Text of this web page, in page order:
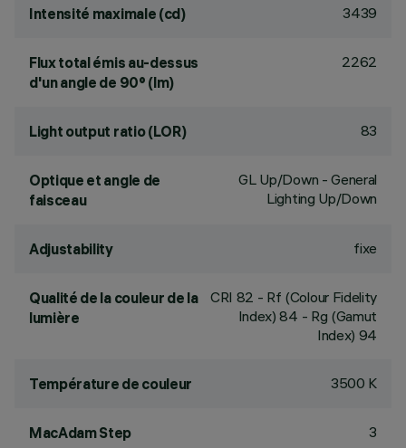
Intensité maximale (cd) 3439
Flux total émis au-dessus
d'un angle de 90° (lm)
2262
Light output ratio (LOR) 83
Optique et angle de
faisceau
GL Up/Down - General
Lighting Up/Down
Adjustability fixe
Qualité de la couleur de la
lumière
CRI 82 - Rf (Colour Fidelity
Index) 84 - Rg (Gamut
Index) 94
Température de couleur 3500 K
MacAdam Step 3